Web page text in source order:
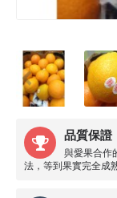
品質保證
與愛果合作
法，等到果實完全成